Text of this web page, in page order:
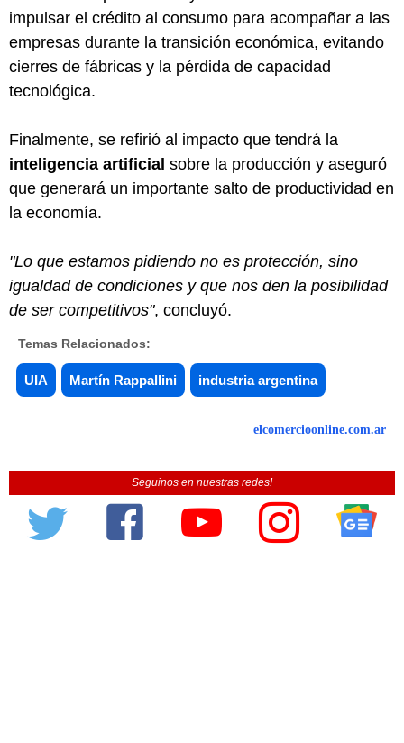
impulsar el crédito al consumo para acompañar a las
empresas durante la transición económica, evitando
cierres de fábricas y la pérdida de capacidad
tecnológica.
Finalmente, se refirió al impacto que tendrá la
inteligencia artificial sobre la producción y aseguró
que generará un importante salto de productividad en
la economía.
"Lo que estamos pidiendo no es protección, sino
igualdad de condiciones y que nos den la posibilidad
de ser competitivos", concluyó.
Temas Relacionados:
UIA Martín Rappallini industria argentina
elcomercioonline.com.ar
Seguinos en nuestras redes!